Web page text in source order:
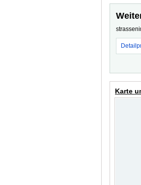
Karte